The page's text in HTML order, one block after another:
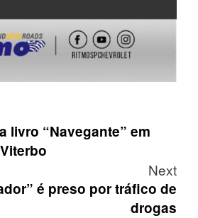
livro “Navegante” em
Next
é preso por tráfico de
drogas